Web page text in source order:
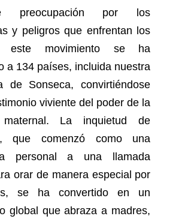
preocupación por los
y peligros que enfrentan los
este movimiento se ha
a 134 países, incluida nuestra
de Sonseca, convirtiéndose
viviente del poder de la
maternal. La inquietud de
que comenzó como una
personal a una llamada
orar de manera especial por
se ha convertido en un
global que abraza a madres,